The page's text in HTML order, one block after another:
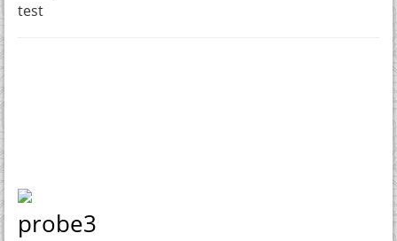
test
probe3